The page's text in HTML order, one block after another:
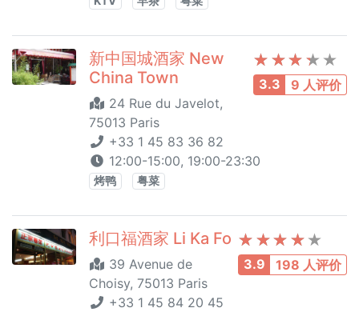
3.3 9 人评价
新中国城酒家 New
China Town
24 Rue du Javelot,
75013 Paris
+33 1 45 83 36 82
12:00-15:00, 19:00-23:30
烤鸭 粤菜
3.9 198 人评价
利口福酒家 Li Ka Fo
39 Avenue de
Choisy, 75013 Paris
+33 1 45 84 20 45